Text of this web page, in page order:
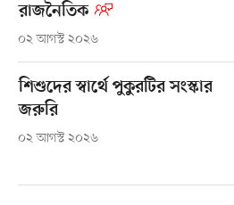
রাজনৈতিক
০২ আগস্ট ২০২৬
শিশুদের স্বার্থে পুকুরটির সংস্কার
জরুরি
০২ আগস্ট ২০২৬